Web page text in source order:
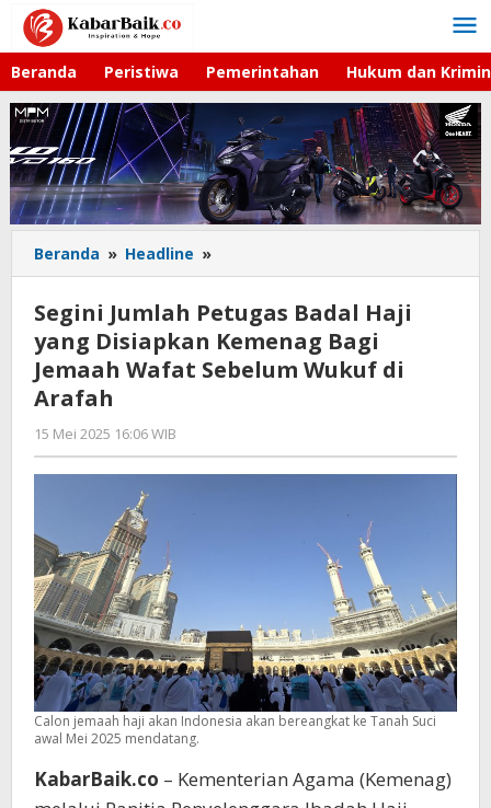
Lewati
konten
Beranda Peristiwa Pemerintahan Hukum dan
Beranda » Headline »
Jumlah
Badal
Haji
yang
Jemaah
Segini Jumlah Petugas Badal Haji
yang Disiapkan Kemenag Bagi
Jemaah Wafat Sebelum Wukuf di
Arafah
15 Mei 2025 16:06 WIB
Faisal
Calon jemaah haji akan Indonesia akan bereangkat ke Tanah Suci
awal Mei 2025 mendatang.
KabarBaik.co – Kementerian Agama (Kemenag)